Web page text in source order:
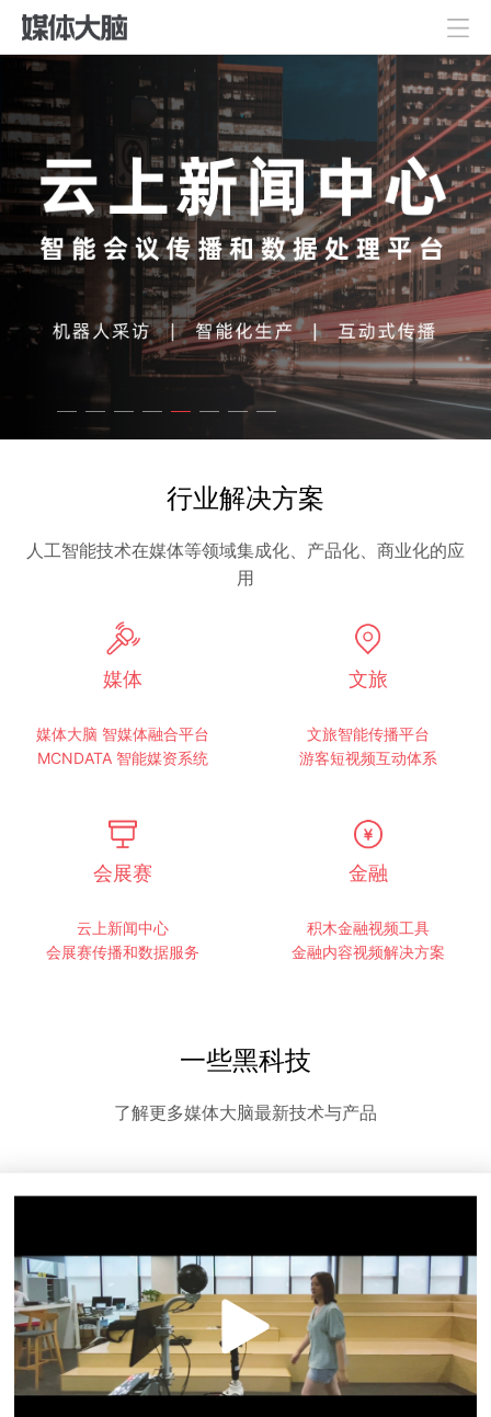
行业解决方案
人工智能技术在媒体等领域集成化、产品化、商业化的应
用
媒体
媒体大脑 智媒体融合平台
MCNDATA 智能媒资系统
文旅
文旅智能传播平台
游客短视频互动体系
会展赛
云上新闻中心
会展赛传播和数据服务
金融
积木金融视频工具
金融内容视频解决方案
一些黑科技
了解更多媒体大脑最新技术与产品